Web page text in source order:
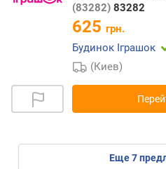
(83282) 83282
625 грн.
Будинок Іграшок
(Киев)
eще7